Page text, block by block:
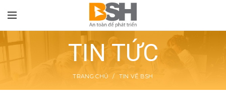
TIN TỨC
TRANG CHỦ TIN VỀ BSH